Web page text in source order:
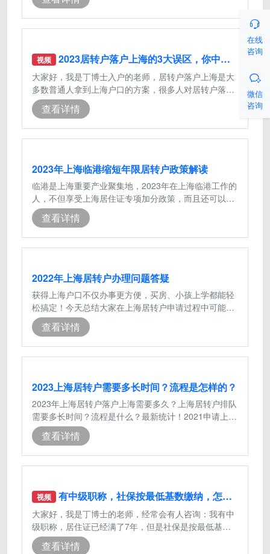
视频 2023居转户落户上海的3大误区，你中招了吗？
大家好，我是丁博士入户的老师，居转户落户上海是大
多数普通人拿到上海户口的方案，很多人对居转户落户
上海都存在一些误解，今天就针对这些
查看详情
2023年上海临港缩短年限居转户政策解读
临港是上海重要产业聚集地，2023年在上海临港工作的
人，不但享受上海居住证专项加分政策，而且还可以缩
短缩短上海居转户年限，由原本的居转
查看详情
2022年上海居转户办理问题答疑
获得上海户口不仅办事更方便，买房、小孩上学都能轻
松搞定！今天总结大家在上海居转户申请过程中可能会
遇到的问题。2023年上海居转户问题1
查看详情
2023上海居转户需要多长时间？流程是怎样的？
2023年上海居转户落户上海需要多久？上海居转户排队
需要多长时间？流程是什么？最新统计！2021申请上海
居转户落户上海平均周期仅需3个月！
查看详情
视频 有中级职称，社保按最低基数缴纳，怎么落户上海？
大家好，我是丁博士的老师，经常会有人咨询：我有中
级职称，居住证已经满了7年，但是社保是按最低基数
缴纳的，这样怎么落户上海？居转户落
查看详情

在线
咨询

微信
咨询